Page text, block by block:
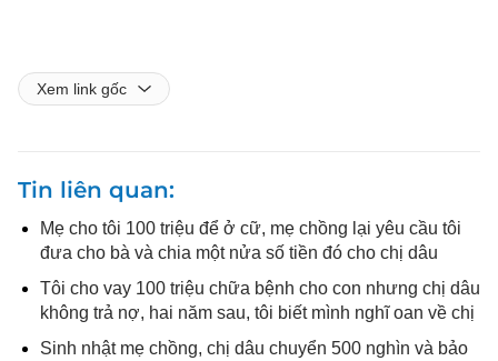
Xem link gốc
Tin liên quan
Mẹ cho tôi 100 triệu để ở cữ, mẹ chồng lại yêu cầu tôi
đưa cho bà và chia một nửa số tiền đó cho chị dâu
Tôi cho vay 100 triệu chữa bệnh cho con nhưng chị dâu
không trả nợ, hai năm sau, tôi biết mình nghĩ oan về chị
Sinh nhật mẹ chồng, chị dâu chuyển 500 nghìn và bảo